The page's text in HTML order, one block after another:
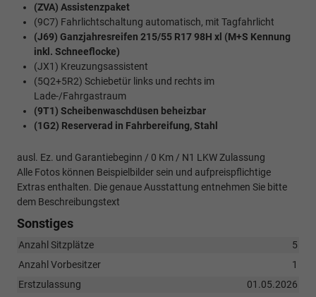
(ZVA) Assistenzpaket
(9C7) Fahrlichtschaltung automatisch, mit Tagfahrlicht
(J69) Ganzjahresreifen 215/55 R17 98H xl (M+S Kennung
inkl. Schneeflocke)
(JX1) Kreuzungsassistent
(5Q2+5R2) Schiebetür links und rechts im
Lade-/Fahrgastraum
(9T1) Scheibenwaschdüsen beheizbar
(1G2) Reserverad in Fahrbereifung, Stahl
ausl. Ez. und Garantiebeginn / 0 Km / N1 LKW Zulassung
Alle Fotos können Beispielbilder sein und aufpreispflichtige
Extras enthalten. Die genaue Ausstattung entnehmen Sie bitte
dem Beschreibungstext
Sonstiges
Anzahl Sitzplätze
5
Anzahl Vorbesitzer
1
Erstzulassung
01.05.2026